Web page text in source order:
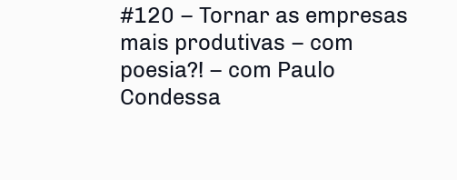
#120 – Tornar as empresas
mais produtivas – com
poesia?! – com Paulo
Condessa